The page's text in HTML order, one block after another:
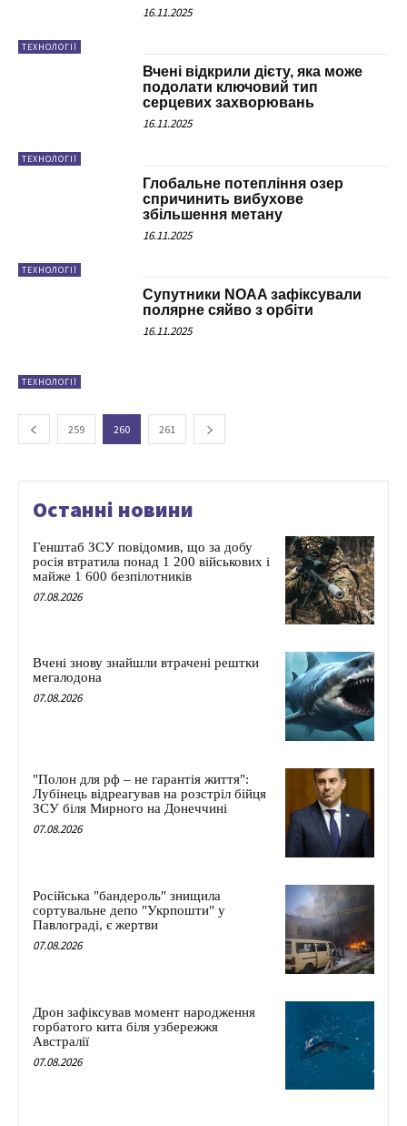
ТЕХНОЛОГІЇ
16.11.2025
ТЕХНОЛОГІЇ
Вчені відкрили дієту, яка може
подолати ключовий тип
серцевих захворювань
16.11.2025
ТЕХНОЛОГІЇ
Глобальне потепління озер
спричинить вибухове
збільшення метану
16.11.2025
ТЕХНОЛОГІЇ
Супутники NOAA зафіксували
полярне сяйво з орбіти
16.11.2025
259 260 261
Останні новини
Генштаб ЗСУ повідомив, що за добу
росія втратила понад 1 200 військових і
майже 1 600 безпілотників
07.08.2026
Вчені знову знайшли втрачені рештки
мегалодона
07.08.2026
"Полон для рф – не гарантія життя":
Лубінець відреагував на розстріл бійця
ЗСУ біля Мирного на Донеччині
07.08.2026
Російська "бандероль" знищила
сортувальне депо "Укрпошти" у
Павлограді, є жертви
07.08.2026
Дрон зафіксував момент народження
горбатого кита біля узбережжя
Австралії
07.08.2026